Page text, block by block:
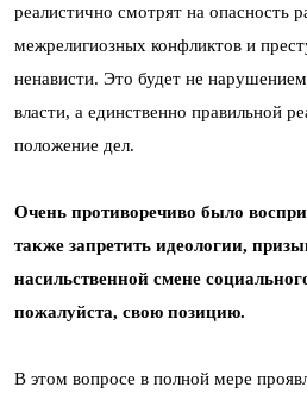
реалистично смотрят на опасность
межрелигиозных конфликтов и
ненависти. Это будет не
власти, а единственно правильной
положение дел.
Очень противоречиво было
также запретить идеологии,
насильственной смене
пожалуйста, свою позицию.
В этом вопросе в полной мере